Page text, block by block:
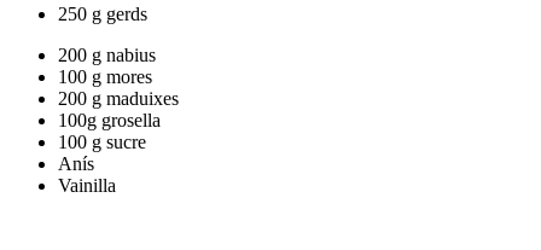
250 g gerds
200 g nabius
100 g mores
200 g maduixes
100g grosella
100 g sucre
Anís
Vainilla